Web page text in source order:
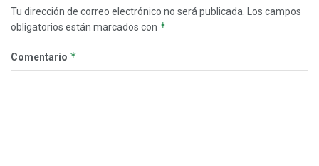
Tu dirección de correo electrónico no será publicada.
Los campos
obligatorios están marcados con *
Comentario *